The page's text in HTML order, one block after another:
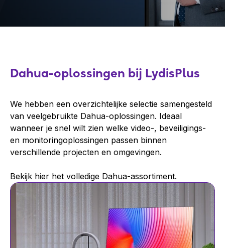
Dahua-oplossingen bij LydisPlus
We hebben een overzichtelijke selectie samengesteld
van veelgebruikte Dahua-oplossingen. Ideaal
wanneer je snel wilt zien welke video-, beveiligings-
en monitoringoplossingen passen binnen
verschillende projecten en omgevingen.
Bekijk hier het volledige Dahua-assortiment.